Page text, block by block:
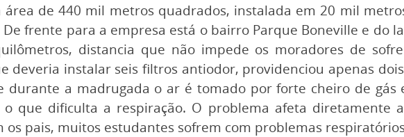
área de 440 mil metros quadrados, instalada em 20 mil
frente para a empresa está o bairro Parque Boneville e do
distancia que não impede os moradores de
deveria instalar seis filtros antiodor, providenciou apenas
durante a madrugada o ar é tomado por forte cheiro de gás
que dificulta a respiração. O problema afeta diretamente
os pais, muitos estudantes sofrem com problemas